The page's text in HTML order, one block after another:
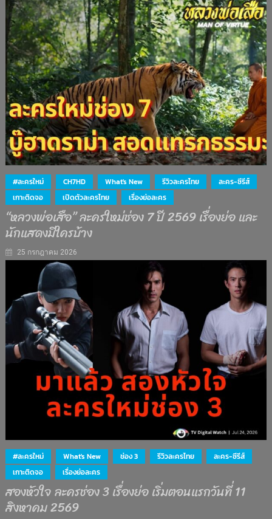
#ละครใหม่ CH7HD What's New รีวิวละครไทย
ละคร-ซีรีส์
เกาะติดจอ
เปิดตัวละครไทย เรื่องย่อละคร
“หลวงพ่อเสือ” ละครใหม่ช่อง 7 ปี 2569 เรื่องย่อ และ
นักแสดงมีใครบ้าง
25 กรกฎาคม 2026
#ละครใหม่ What's New ช่อง 3 รีวิวละครไทย
ละคร-ซีรีส์
เกาะติดจอ
เรื่องย่อละคร
สองหัวใจ ละครช่อง 3 เรื่องย่อ เริ่มตอนแรกวันที่ 11
สิงหาคม 2569